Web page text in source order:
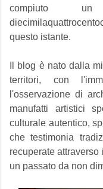
compiuto
questo istante.
Il blog è nato dalla
territori, con
l'osservazione di
manufatti artistici
culturale autentico,
che testimonia
recuperate
un passato da non